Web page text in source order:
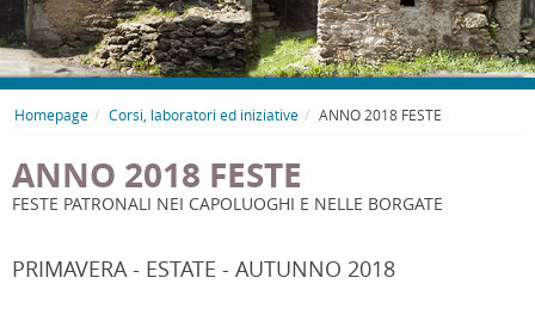
Homepage Corsi, laboratori ed iniziative ANNO 2018 FESTE
ANNO 2018 FESTE
FESTE PATRONALI NEI CAPOLUOGHI E NELLE BORGATE
PRIMAVERA - ESTATE - AUTUNNO 2018